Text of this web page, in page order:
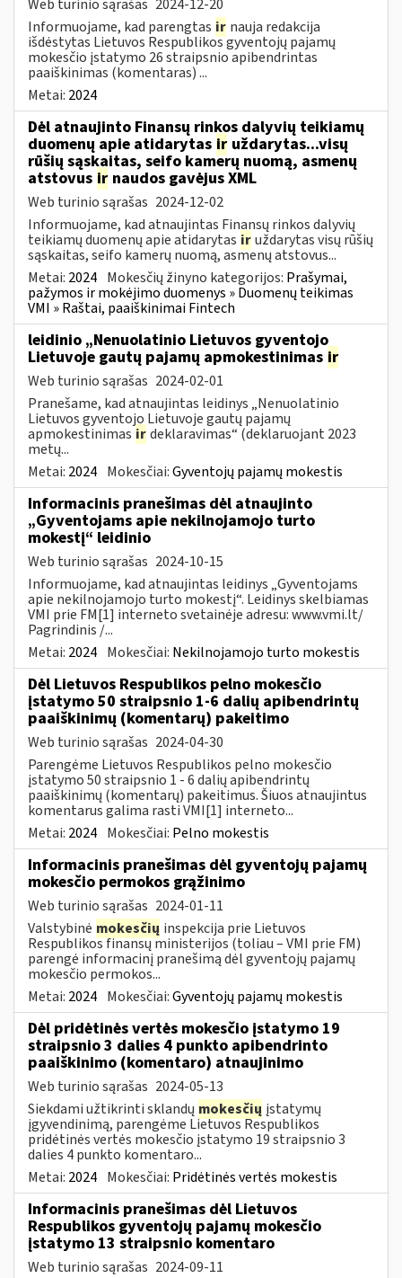
Web turinio sąrašas 2024-12-20
Informuojame, kad parengtas ir nauja redakcija
išdėstytas Lietuvos Respublikos gyventojų pajamų
mokesčio įstatymo 26 straipsnio apibendrintas
paaiškinimas (komentaras) ...
Metai: 2024
Dėl atnaujinto Finansų rinkos dalyvių teikiamų
duomenų apie atidarytas ir uždarytas...visų
rūšių sąskaitas, seifo kamerų nuomą, asmenų
atstovus ir naudos gavėjus XML
Web turinio sąrašas 2024-12-02
Informuojame, kad atnaujintas Finansų rinkos dalyvių
teikiamų duomenų apie atidarytas iruždarytas visų rūšių
sąskaitas, seifo kamerų nuomą, asmenų atstovus...
Metai: 2024 Mokesčių žinyno kategorijos: Prašymai,
pažymos ir mokėjimo duomenys » Duomenų teikimas
VMI » Raštai, paaiškinimai Fintech
leidinio „Nenuolatinio Lietuvos gyventojo
Lietuvoje gautų pajamų apmokestinimas ir
Web turinio sąrašas 2024-02-01
Pranešame, kad atnaujintas leidinys „Nenuolatinio
Lietuvos gyventojo Lietuvoje gautų pajamų
apmokestinimas irdeklaravimas“ (deklaruojant 2023
metų...
Metai: 2024 Mokesčiai:Gyventojų pajamų mokestis
Informacinis pranešimas dėl atnaujinto
„Gyventojams apie nekilnojamojo turto
mokestį“ leidinio
Web turinio sąrašas 2024-10-15
Informuojame, kad atnaujintas leidinys „Gyventojams
apie nekilnojamojo turto mokestį“. Leidinys skelbiamas
VMI prie FM[1] interneto svetainėje adresu: www.vmi.lt/
Pagrindinis /...
Metai: 2024 Mokesčiai: Nekilnojamojo turto mokestis
Dėl Lietuvos Respublikos pelno mokesčio
įstatymo 50 straipsnio 1-6 dalių apibendrintų
paaiškinimų (komentarų) pakeitimo
Web turinio sąrašas 2024-04-30
Parengėme Lietuvos Respublikos pelno mokesčio
įstatymo 50 straipsnio 1 - 6 dalių apibendrintų
paaiškinimų (komentarų) pakeitimus. Šiuos atnaujintus
komentarus galima rasti VMI[1] interneto...
Metai: 2024 Mokesčiai: Pelno mokestis
Informacinis pranešimas dėl gyventojų pajamų
mokesčio permokos grąžinimo
Web turinio sąrašas 2024-01-11
Valstybinė mokesčių inspekcija prie Lietuvos
Respublikos finansų ministerijos (toliau – VMI prie FM)
parengė informacinį pranešimą dėl gyventojų pajamų
mokesčio permokos...
Metai: 2024 Mokesčiai:Gyventojų pajamų mokestis
Dėl pridėtinės vertės mokesčio įstatymo 19
straipsnio 3 dalies 4 punkto apibendrinto
paaiškinimo (komentaro) atnaujinimo
Web turinio sąrašas 2024-05-13
Siekdami užtikrinti sklandų mokesčių įstatymų
įgyvendinimą, parengėme Lietuvos Respublikos
pridėtinės vertės mokesčio įstatymo 19 straipsnio 3
dalies 4 punkto komentaro...
Metai: 2024 Mokesčiai: Pridėtinės vertės mokestis
Informacinis pranešimas dėl Lietuvos
Respublikos gyventojų pajamų mokesčio
įstatymo 13 straipsnio komentaro
Web turinio sąrašas 2024-09-11